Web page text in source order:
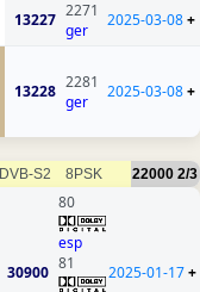
13227 2271
ger
2025-03-08+
13228 2281
ger
2025-03-08+
DVB-S2 8PSK 22000 2/3
30900
80
esp
81
2025-01-17+